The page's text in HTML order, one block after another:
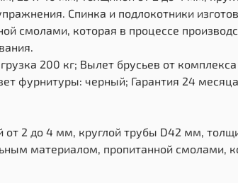
Спинка и подлокотники
смолами, которая в процессе
200 кг; Вылет брусьев от
фурнитуры: черный; Гарантия 24 месяца.
2 до 4 мм, круглой трубы D42 мм,
материалом, пропитанной смолами,